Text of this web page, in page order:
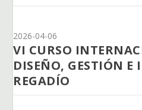
2026-04-06
VI CURSO
DISEÑO, GESTIÓN
REGADÍO